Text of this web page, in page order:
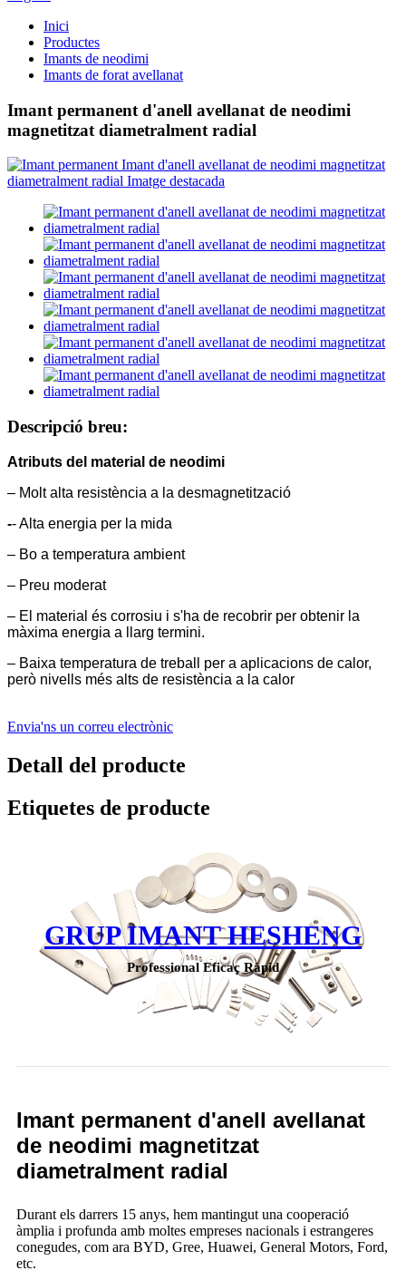
Inici
Productes
Imants de neodimi
Imants de forat avellanat
Imant permanent d'anell avellanat de neodimi
magnetitzat diametralment radial
Descripció breu:
Atributs del material de neodimi
– Molt alta resistència a la desmagnetització
-- Alta energia per la mida
– Bo a temperatura ambient
– Preu moderat
– El material és corrosiu i s'ha de recobrir per obtenir la
màxima energia a llarg termini.
– Baixa temperatura de treball per a aplicacions de calor,
però nivells més alts de resistència a la calor
Envia'ns un correu electrònic
Detall del producte
Etiquetes de producte
GRUP IMANT HESHENG
Professional Eficaç Ràpid
Imant permanent d'anell avellanat
de neodimi magnetitzat
diametralment radial
Durant els darrers 15 anys, hem mantingut una cooperació
àmplia i profunda amb moltes empreses nacionals i estrangeres
conegudes, com ara BYD, Gree, Huawei, General Motors, Ford,
etc.